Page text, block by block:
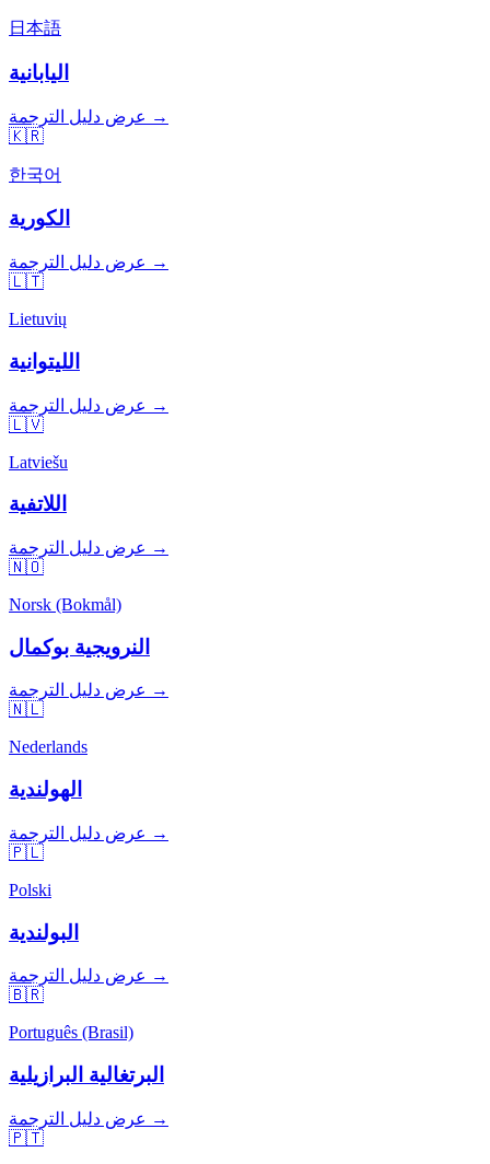
日本語
اليابانية
عرض دليل الترجمة →
🇰🇷
한국어
الكورية
عرض دليل الترجمة →
🇱🇹
Lietuvių
الليتوانية
عرض دليل الترجمة →
🇱🇻
Latviešu
اللاتفية
عرض دليل الترجمة →
🇳🇴
Norsk (Bokmål)
النرويجية بوكمال
عرض دليل الترجمة →
🇳🇱
Nederlands
الهولندية
عرض دليل الترجمة →
🇵🇱
Polski
البولندية
عرض دليل الترجمة →
🇧🇷
Português (Brasil)
البرتغالية البرازيلية
عرض دليل الترجمة →
🇵🇹